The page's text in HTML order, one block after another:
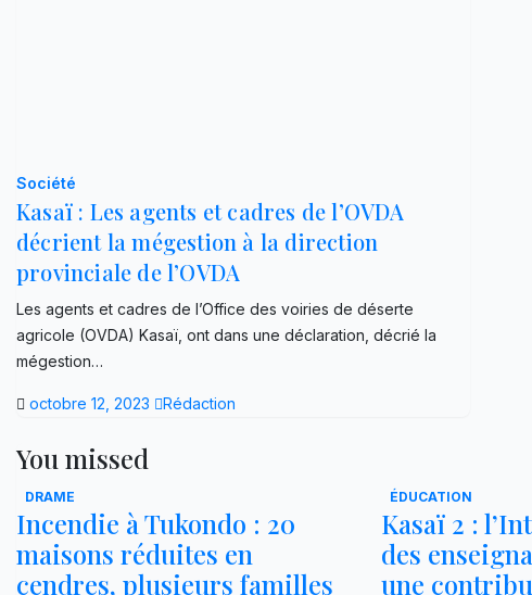
Société
Kasaï : Les agents et cadres de l’OVDA
décrient la mégestion à la direction
provinciale de l’OVDA
Les agents et cadres de l’Office des voiries de déserte
agricole (OVDA) Kasaï, ont dans une déclaration, décrié la
mégestion…
octobre 12, 2023 Rédaction
You missed
DRAME
Incendie à Tukondo : 20
maisons réduites en
cendres, plusieurs familles
ÉDUCATION
Kasaï 2 :
des
une